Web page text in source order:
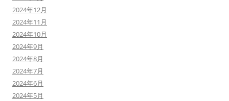
2024年12月
2024年11月
2024年10月
2024年9月
2024年8月
2024年7月
2024年6月
2024年5月